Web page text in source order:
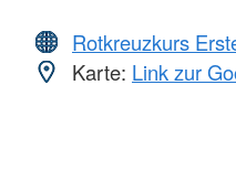
Rotkreuzkurs
Karte: Link zur